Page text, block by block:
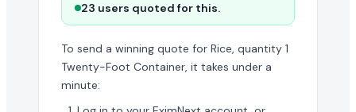
23 users quoted for this.
To send a winning quote for Rice, quantity 1
Twenty-Foot Container, it takes under a
minute: